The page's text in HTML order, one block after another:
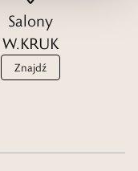
Salony
W.KRUK
Znajdź